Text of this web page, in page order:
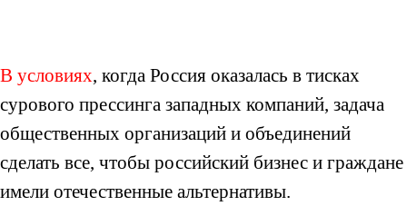
В условиях, когда Россия оказалась в тисках
сурового прессинга западных компаний, задача
общественных организаций и объединений
сделать все, чтобы российский бизнес и граждане
имели отечественные альтернативы.